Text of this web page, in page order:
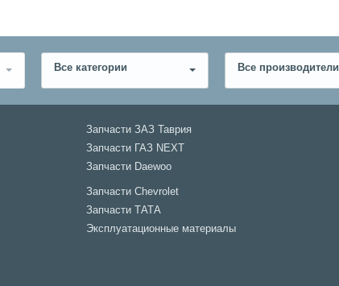
Все категории Все производители
Запчасти ЗАЗ Таврия
Запчасти ГАЗ NEXT
Запчасти Daewoo
Запчасти Chevrolet
Запчасти ТАТА
Эксплуатационные материалы